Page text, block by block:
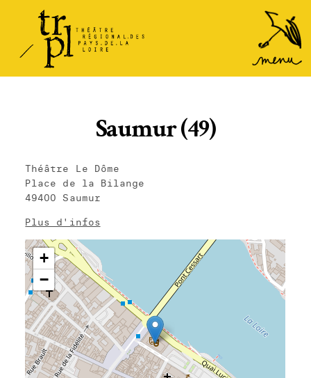
TRPL -
Théâtre
Régional
Accéder
au
menu
Saumur (49)
Théâtre Le Dôme
Place de la Bilange
49400 Saumur
Plus d'infos